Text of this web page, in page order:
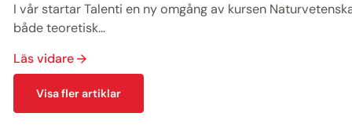
I vår startar Talenti en ny omgång av kursen
både teoretisk...
Läs vidare
Visa fler artiklar